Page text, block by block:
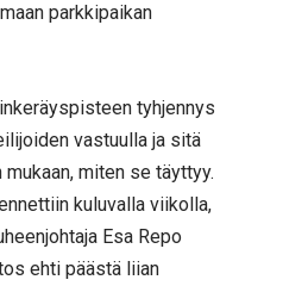
parkkipaikan
tyhjennys
vastuulla ja sitä
miten se täyttyy.
kuluvalla viikolla,
Esa Repo
ehti päästä liian